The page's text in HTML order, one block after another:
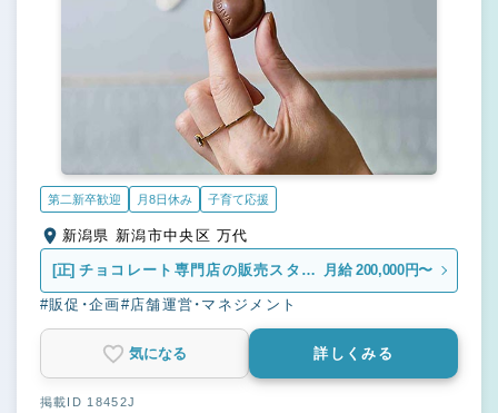
第二新卒歓迎 月8日休み 子育て応援
新潟県 新潟市中央区 万代
[正] チョコレート専門店の販売スタッ
フ
月給 200,000円〜
#販促・企画#店舗運営・マネジメント
気になる 詳しくみる
掲載ID 18452J